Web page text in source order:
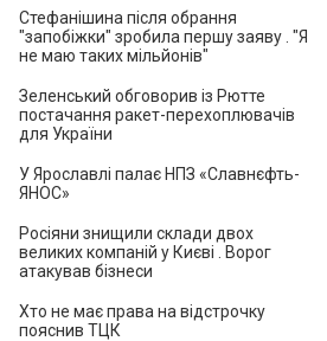
Стефанішина після обрання
"запобіжки" зробила першу заяву . "Я
не маю таких мільйонів"
Зеленський обговорив із Рютте
постачання ракет-перехоплювачів
для України
У Ярославлі палає НПЗ «Славнєфть-
ЯНОС»
Росіяни знищили склади двох
великих компаній у Києві . Ворог
атакував бізнеси
Хто не має права на відстрочку
пояснив ТЦК